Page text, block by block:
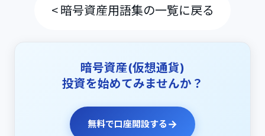
< 暗号資産用語集の一覧に戻る
暗号資産(仮想通貨)
投資を始めてみませんか？
無料で口座開設する →